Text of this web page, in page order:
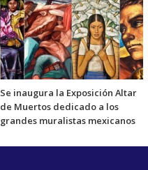
Se inaugura la Exposición Altar
de Muertos dedicado a los
grandes muralistas mexicanos